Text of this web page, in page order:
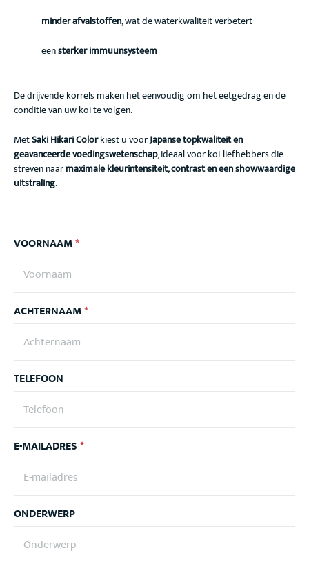
minder afvalstoffen, wat de waterkwaliteit verbetert
eensterker immuunsysteem
De drijvende korrels maken het eenvoudig om het eetgedrag en de
conditie van uw koi te volgen.
MetSaki Hikari Colorkiest u voorJapanse topkwaliteit en
geavanceerde voedingswetenschap, ideaal voor koi-liefhebbers die
streven naarmaximale kleurintensiteit, contrast en een showwaardige
uitstraling.
VOORNAAM*
ACHTERNAAM*
TELEFOON
E-MAILADRES*
ONDERWERP